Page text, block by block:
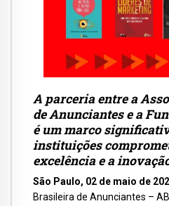
A parceria entre a
de Anunciantes e a
é um marco
instituições
excelência e a
São Paulo, 02 de maio de
Brasileira de Anunciantes –